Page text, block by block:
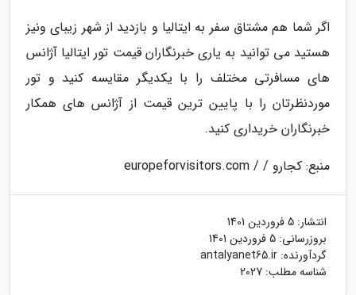
اگر شما هم مشتاق سفر به ایتالیا و بازدید از شهر زیبای ونیز
هستید می توانید به یاری خبرنگاران قیمت تور ایتالیا آژانس
های مسافرتی مختلف را با یکدیگر مقایسه کنید و تور
موردنظرتان را با پایین ترین قیمت از آژانس های همکار
خبرنگاران خریداری کنید.
منبع: کجارو / / europeforvisitors.com
انتشار: 5 فروردین 1401
بروزرسانی: 5 فروردین 1401
گردآورنده: antalyanet65.ir
شناسه مطلب: 2027